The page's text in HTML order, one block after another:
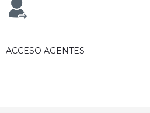
ACCESO AGENTES